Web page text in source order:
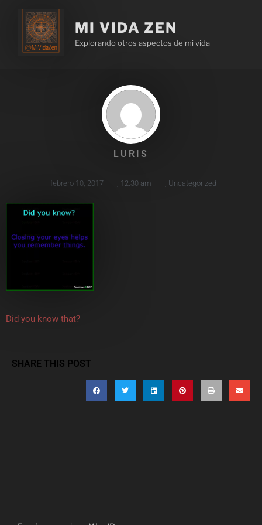
MI VIDA ZEN
Explorando otros aspectos de mi vida
LURIS
febrero 10, 2017 12:30 am Uncategorized
Did you know that?
SHARE THIS POST